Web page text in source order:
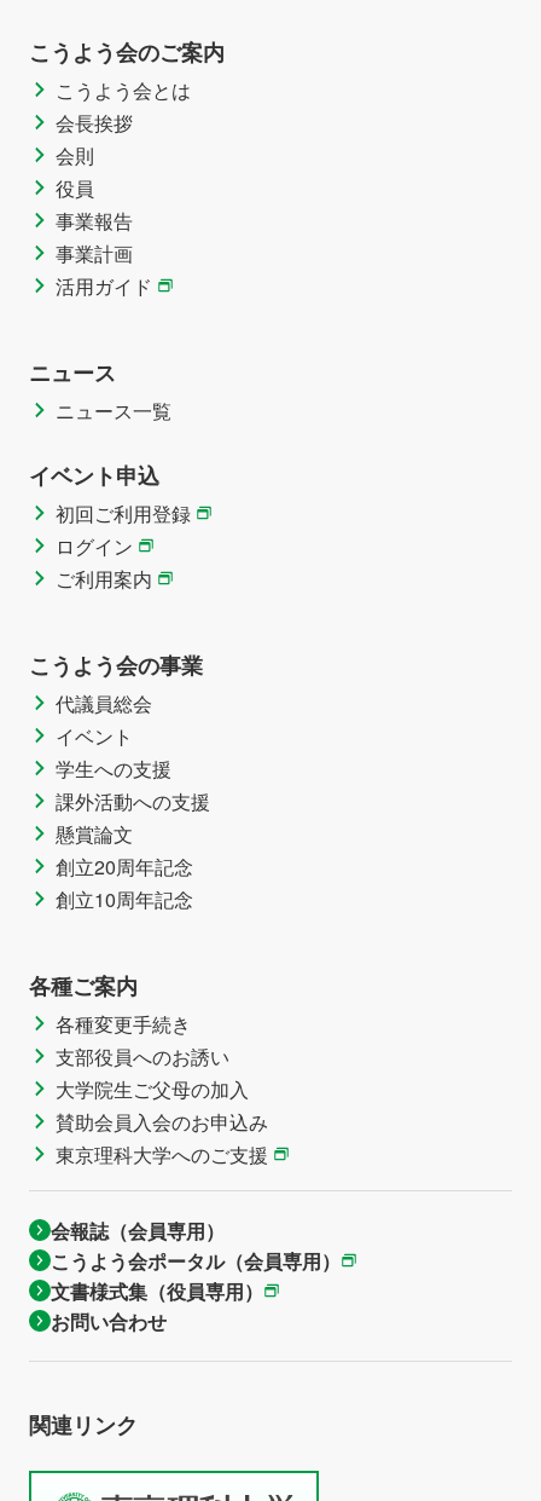
こうよう会のご案内
こうよう会とは
会長挨拶
会則
役員
事業報告
事業計画
活用ガイド
ニュース
ニュース一覧
イベント申込
初回ご利用登録
ログイン
ご利用案内
こうよう会の事業
代議員総会
イベント
学生への支援
課外活動への支援
懸賞論文
創立20周年記念
創立10周年記念
各種ご案内
各種変更手続き
支部役員へのお誘い
大学院生ご父母の加入
賛助会員入会のお申込み
東京理科大学へのご支援
会報誌（会員専用）
こうよう会ポータル（会員専用）
文書様式集（役員専用）
お問い合わせ
関連リンク